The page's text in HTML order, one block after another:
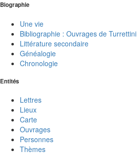
Biographie
Une vie
Bibliographie : Ouvrages de Turrettini
Littérature secondaire
Généalogie
Chronologie
Entités
Lettres
Lieux
Carte
Ouvrages
Personnes
Thèmes